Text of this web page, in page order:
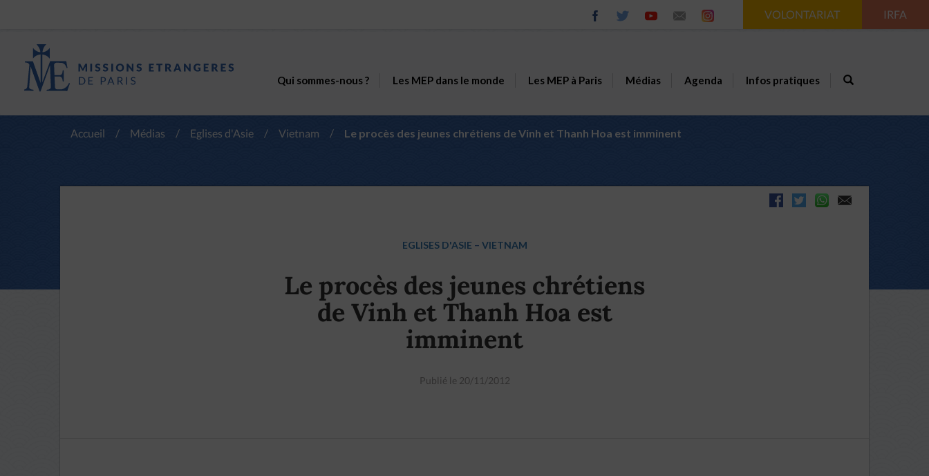
VOLONTARIAT IRFA
Qui sommes-nous ? Les MEP dans le monde Les MEP à Paris Médias Agenda Infos pratiques
Accueil / Médias / Eglises d'Asie / Vietnam / Le procès des jeunes chrétiens de Vinh et Thanh Hoa est imminent
EGLISES D'ASIE – VIETNAM
Le procès des jeunes chrétiens
de Vinh et Thanh Hoa est
imminent
Publié le 20/11/2012